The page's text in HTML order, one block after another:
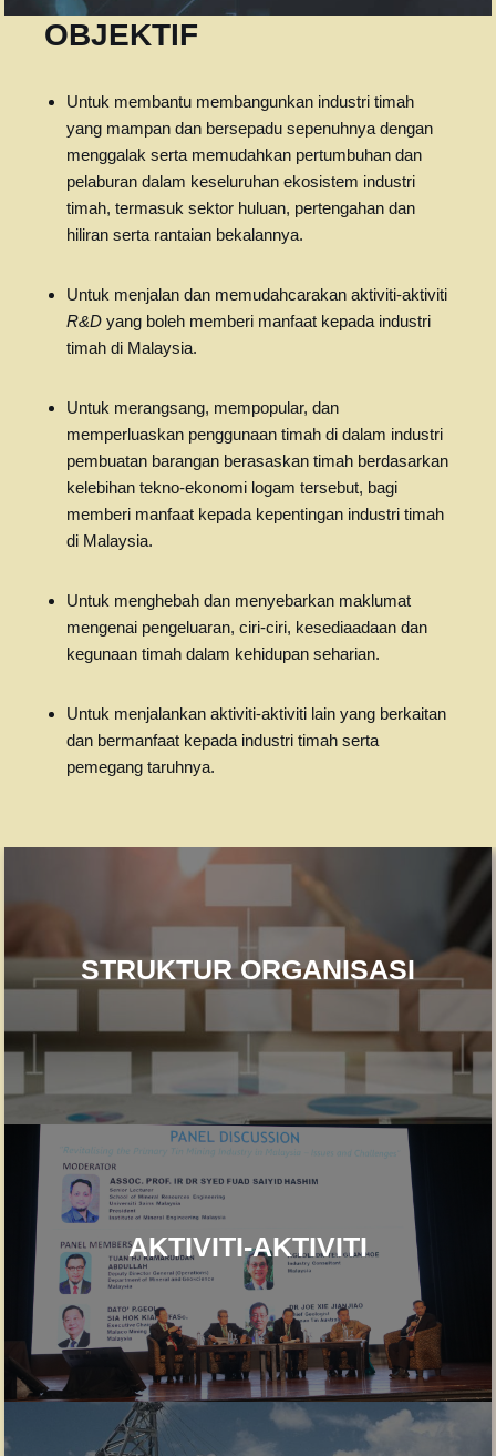
OBJEKTIF
Untuk membantu membangunkan industri timah
yang mampan dan bersepadu sepenuhnya dengan
menggalak serta memudahkan pertumbuhan dan
pelaburan dalam keseluruhan ekosistem industri
timah, termasuk sektor huluan, pertengahan dan
hiliran serta rantaian bekalannya.
Untuk menjalan dan memudahcarakan aktiviti-aktiviti
R&D yang boleh memberi manfaat kepada industri
timah di Malaysia.
Untuk merangsang, mempopular, dan
memperluaskan penggunaan timah di dalam industri
pembuatan barangan berasaskan timah berdasarkan
kelebihan tekno-ekonomi logam tersebut, bagi
memberi manfaat kepada kepentingan industri timah
di Malaysia.
Untuk menghebah dan menyebarkan maklumat
mengenai pengeluaran, ciri-ciri, kesediaadaan dan
kegunaan timah dalam kehidupan seharian.
Untuk menjalankan aktiviti-aktiviti lain yang berkaitan
dan bermanfaat kepada industri timah serta
pemegang taruhnya.
STRUKTUR ORGANISASI
AKTIVITI-AKTIVITI